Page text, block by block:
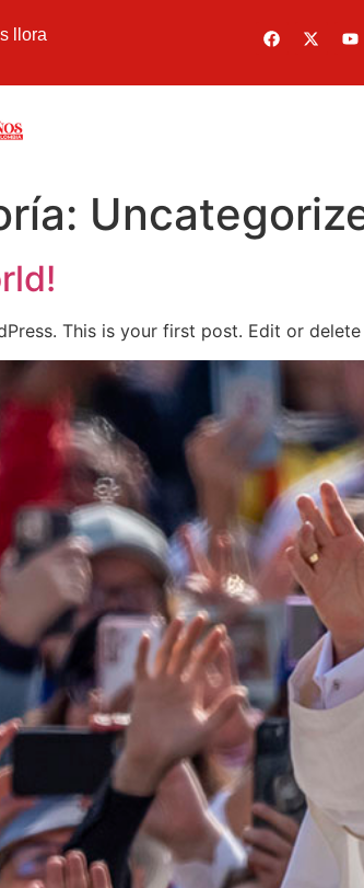
llora
This is your first post. Edit or